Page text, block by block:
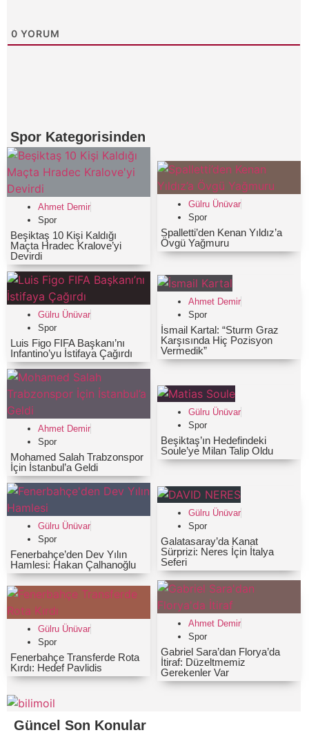
0 YORUM
Spor Kategorisinden
Ahmet Demir
Spor
Beşiktaş 10 Kişi Kaldığı
Maçta Hradec Kralove’yi
Devirdi
Gülru Ünüvar
Spor
Spalletti’den Kenan Yıldız’a
Övgü Yağmuru
Gülru Ünüvar
Spor
Luis Figo FIFA Başkanı’nı
Infantino’yu İstifaya Çağırdı
Ahmet Demir
Spor
İsmail Kartal: “Sturm Graz
Karşısında Hiç Pozisyon
Vermedik”
Ahmet Demir
Spor
Mohamed Salah Trabzonspor
İçin İstanbul’a Geldi
Gülru Ünüvar
Spor
Beşiktaş’ın Hedefindeki
Soule’ye Milan Talip Oldu
Gülru Ünüvar
Spor
Fenerbahçe’den Dev Yılın
Hamlesi: Hakan Çalhanoğlu
Gülru Ünüvar
Spor
Galatasaray’da Kanat
Sürprizi: Neres İçin İtalya
Seferi
Gülru Ünüvar
Spor
Fenerbahçe Transferde Rota
Kırdı: Hedef Pavlidis
Ahmet Demir
Spor
Gabriel Sara’dan Florya’da
İtiraf: Düzeltmemiz
Gerekenler Var
Güncel Son Konular